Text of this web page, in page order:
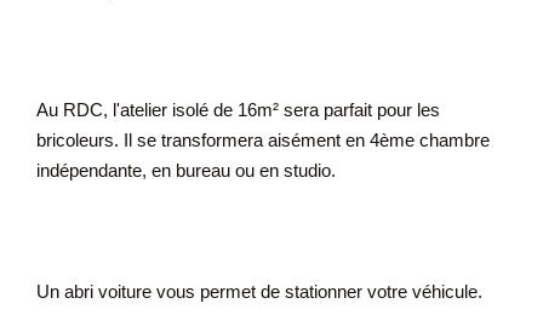
Au RDC, l'atelier isolé de 16m² sera parfait pour les
bricoleurs. Il se transformera aisément en 4ème chambre
indépendante, en bureau ou en studio.
Un abri voiture vous permet de stationner votre véhicule.